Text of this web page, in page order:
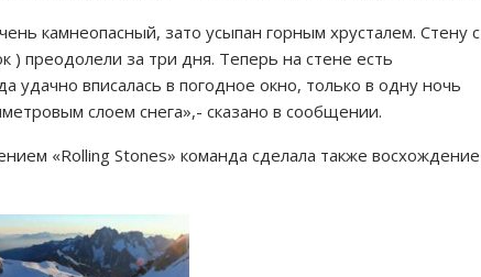
камнеопасный, зато усыпан горным хрусталем. Стену с
) преодолели за три дня. Теперь на стене есть
удачно вписалась в погодное окно, только в одну ночь
слоем снега»,- сказано в сообщении.
«Rolling Stones» команда сделала также восхождение